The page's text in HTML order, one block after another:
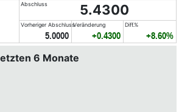
Abschluss 5.4300
Vorheriger Abschluss
5.0000
Veränderung
+0.4300
Diff.%
+8.60%
6 Monate